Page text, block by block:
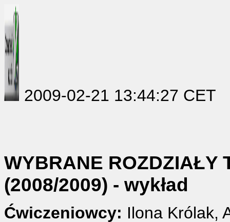
2009-02-21 13:44:27 CET
WYBRANE ROZDZIAŁY
(2008/2009) - wykład
Ćwiczeniowcy: Ilona Królak,